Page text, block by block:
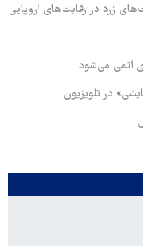
زرد در رقابت‌های اروپایی
اتمی می‌شود
در تلویزیون